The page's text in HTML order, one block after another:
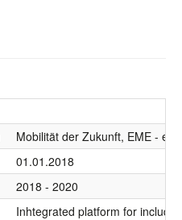
Mobilität der Zukunft, EME -
01.01.2018
2018 - 2020
Inhtegrated platform for